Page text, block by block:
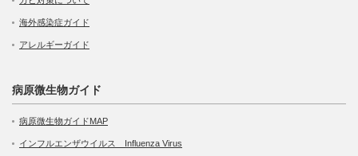
海外感染症ガイド
アレルギーガイド
病原微生物ガイド
病原微生物ガイドMAP
インフルエンザウイルス Influenza Virus